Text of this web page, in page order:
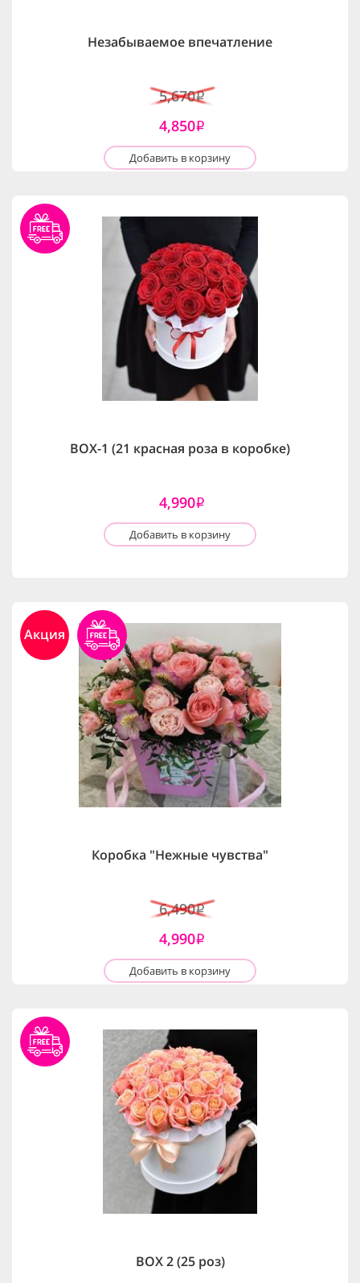
Незабываемое впечатление
5,670i
4,850i
Добавить в корзину
BOX-1 (21 красная роза в коробке)
4,990i
Добавить в корзину
Акция
Коробка "Нежные чувства"
6,490i
4,990i
Добавить в корзину
BOX 2 (25 роз)